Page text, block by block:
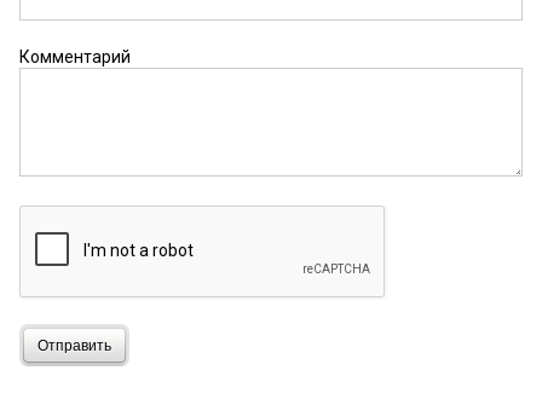
Комментарий
Отправить